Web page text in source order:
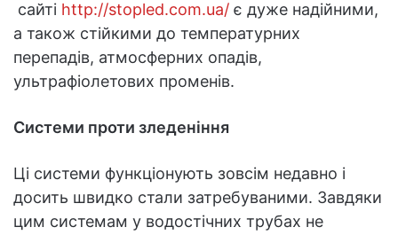
сайті http://stopled.com.ua/ є дуже надійними,
а також стійкими до температурних
перепадів, атмосферних опадів,
ультрафіолетових променів.
Системи проти зледеніння
Ці системи функціонують зовсім недавно і
досить швидко стали затребуваними. Завдяки
цим системам у водостічних трубах не